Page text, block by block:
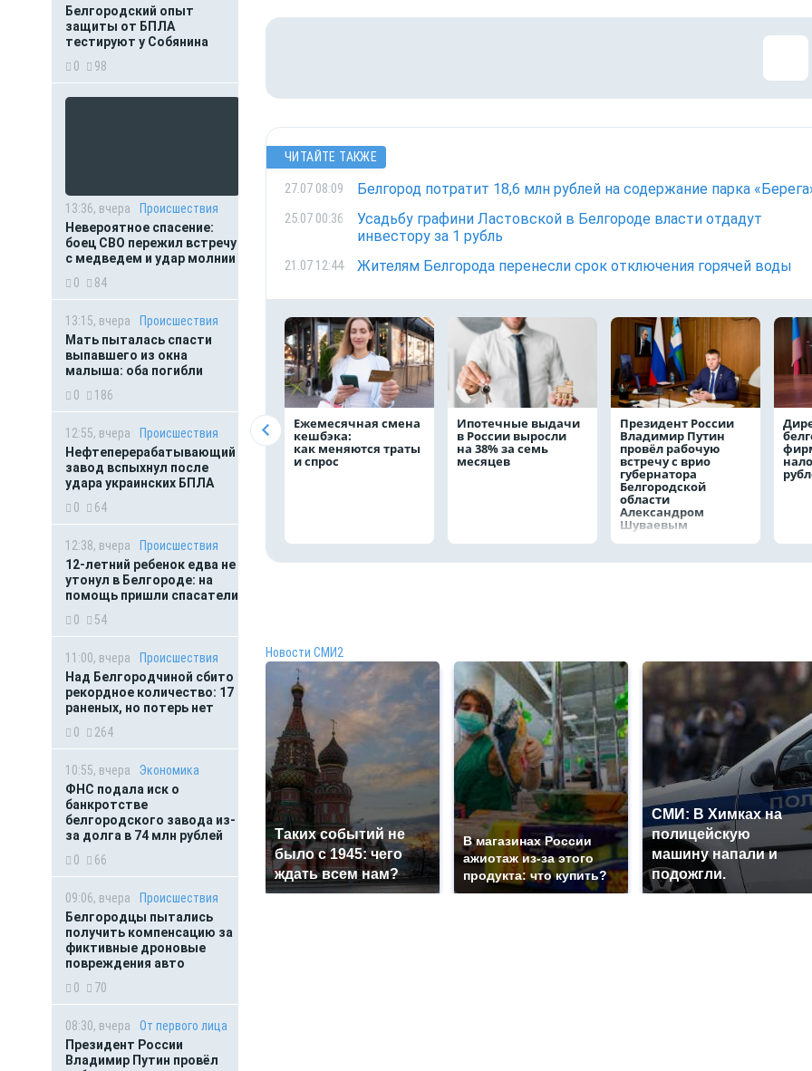
Белгородский опыт
защиты от БПЛА
тестируют у Собянина
0
98
13:36, вчера
Происшествия
Невероятное спасение:
боец СВО пережил встречу
с медведем и удар молнии
0
84
13:15, вчера
Происшествия
Мать пыталась спасти
выпавшего из окна
малыша: оба погибли
0
186
12:55, вчера
Происшествия
Нефтеперерабатывающий
завод вспыхнул после
удара украинских БПЛА
0
64
12:38, вчера
Происшествия
12-летний ребенок едва не
утонул в Белгороде: на
помощь пришли спасатели
0
54
11:00, вчера
Происшествия
Над Белгородчиной сбито
рекордное количество: 17
раненых, но потерь нет
0
264
10:55, вчера
Экономика
ФНС подала иск о
банкротстве
белгородского завода из-
за долга в 74 млн рублей
0
66
09:06, вчера
Происшествия
Белгородцы пытались
получить компенсацию за
фиктивные дроновые
повреждения авто
0
70
08:30, вчера
От первого лица
Президент России
Владимир Путин провёл
ЧИТАЙТЕ ТАКЖЕ
27.07 08:09 Белгород потратит 18,6 млн рублей на содержание парка
25.07 00:36
Усадьбу графини Ластовской в Белгороде власти отдадут
инвестору за 1 рубль
21.07 12:44 Жителям Белгорода перенесли срок отключения горячей воды
Ежемесячная смена
кешбэка:
как меняются траты
и спрос
Ипотечные выдачи
в России выросли
на 38% за семь
месяцев
Президент России
Владимир Путин
провёл рабочую
встречу с врио
губернатора
Белгородской
области
Александром
Шуваевым
Новости СМИ2
Таких событий не
было с 1945: чего
ждать всем нам?
В магазинах России
ажиотаж из-за этого
продукта: что купить?
СМИ: В Химках на
полицейскую
машину напали и
подожгли.